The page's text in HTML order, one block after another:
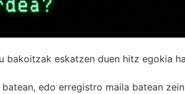
eskatzen duen hitz egokia
edo erregistro maila batean